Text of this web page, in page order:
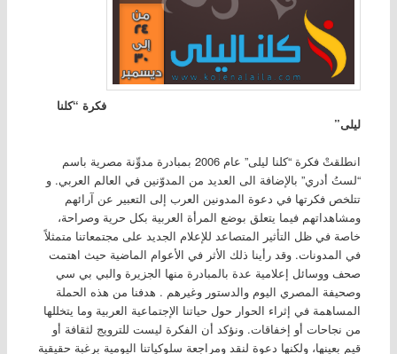
فكرة “كلنا
ليلى”
انطلقتْ فكرة “كلنا ليلى” عام 2006 بمبادرة مدوِّنة مصرية باسم
“لستُ أدري” بالإضافة الى العديد من المدوّنين في العالم العربي. و
تتلخص فكرتها في دعوة المدونين العرب إلى التعبير عن آرائهم
ومشاهداتهم فيما يتعلق بوضع المرأة العربية بكل حرية وصراحة،
خاصة في ظل التأثير المتصاعد للإعلام الجديد على مجتمعاتنا متمثلاً
في المدونات. وقد رأينا ذلك الأثر في الأعوام الماضية حيث اهتمت
صحف ووسائل إعلامية عدة بالمبادرة منها الجزيرة والبي بي سي
وصحيفة المصري اليوم والدستور وغيرهم . هدفنا من هذه الحملة
المساهمة في إثراء الحوار حول حياتنا الإجتماعية العربية وما يتخللها
من نجاحات أو إخفاقات. ونؤكد أن الفكرة ليست للترويج لثقافة أو
قيم بعينها، ولكنها دعوة لنقد ومراجعة سلوكياتنا اليومية برغبة حقيقية